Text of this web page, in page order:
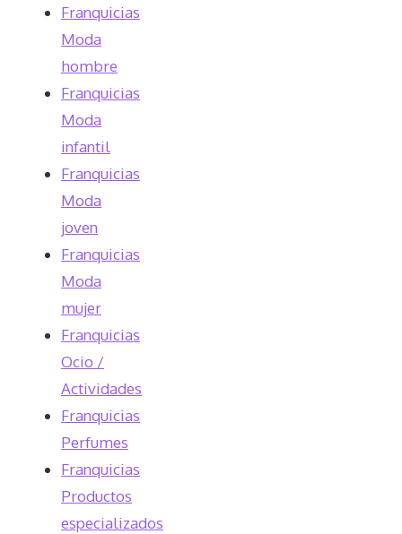
Franquicias
Moda
hombre
Franquicias
Moda
infantil
Franquicias
Moda
joven
Franquicias
Moda
mujer
Franquicias
Ocio /
Actividades
Franquicias
Perfumes
Franquicias
Productos
especializados